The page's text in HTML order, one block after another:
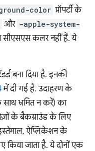
color प्रॉपर्टी के
और -apple-system-
सीएसएस कलर नहीं हैं. ये
बना दिया है. इनकी
में दी गई है. उदाहरण के
भ्रमित न करें) का
के बैकग्राउंड के लिए
ऐप्लिकेशन के
किया जाता है. ये दोनों एक